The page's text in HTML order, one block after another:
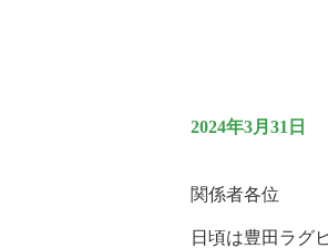
2024年3月31日
関係者各位
日頃は豊田ラグ